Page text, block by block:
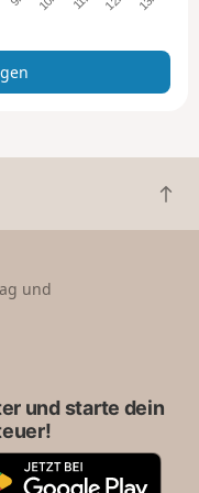
z
i
Z
u
und
und starte dein
G